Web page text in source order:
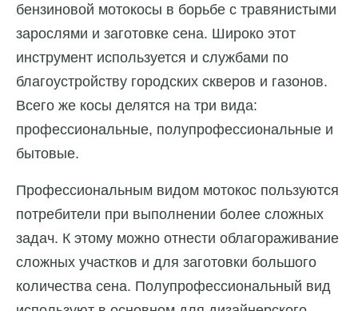
бензиновой мотокосы в борьбе с травянистыми
зарослями и заготовке сена. Широко этот
инструмент используется и службами по
благоустройству городских скверов и газонов.
Всего же косы делятся на три вида:
профессиональные, полупрофессиональные и
бытовые.
Профессиональным видом мотокос пользуются
потребители при выполнении более сложных
задач. К этому можно отнести облагораживание
сложных участков и для заготовки большого
количества сена. Полупрофессиональный вид